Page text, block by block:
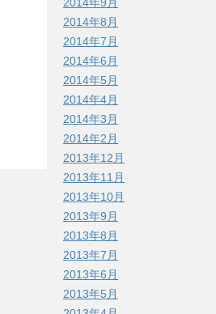
2014年8月
2014年7月
2014年6月
2014年5月
2014年4月
2014年3月
2014年2月
2013年12月
2013年11月
2013年10月
2013年9月
2013年8月
2013年7月
2013年6月
2013年5月